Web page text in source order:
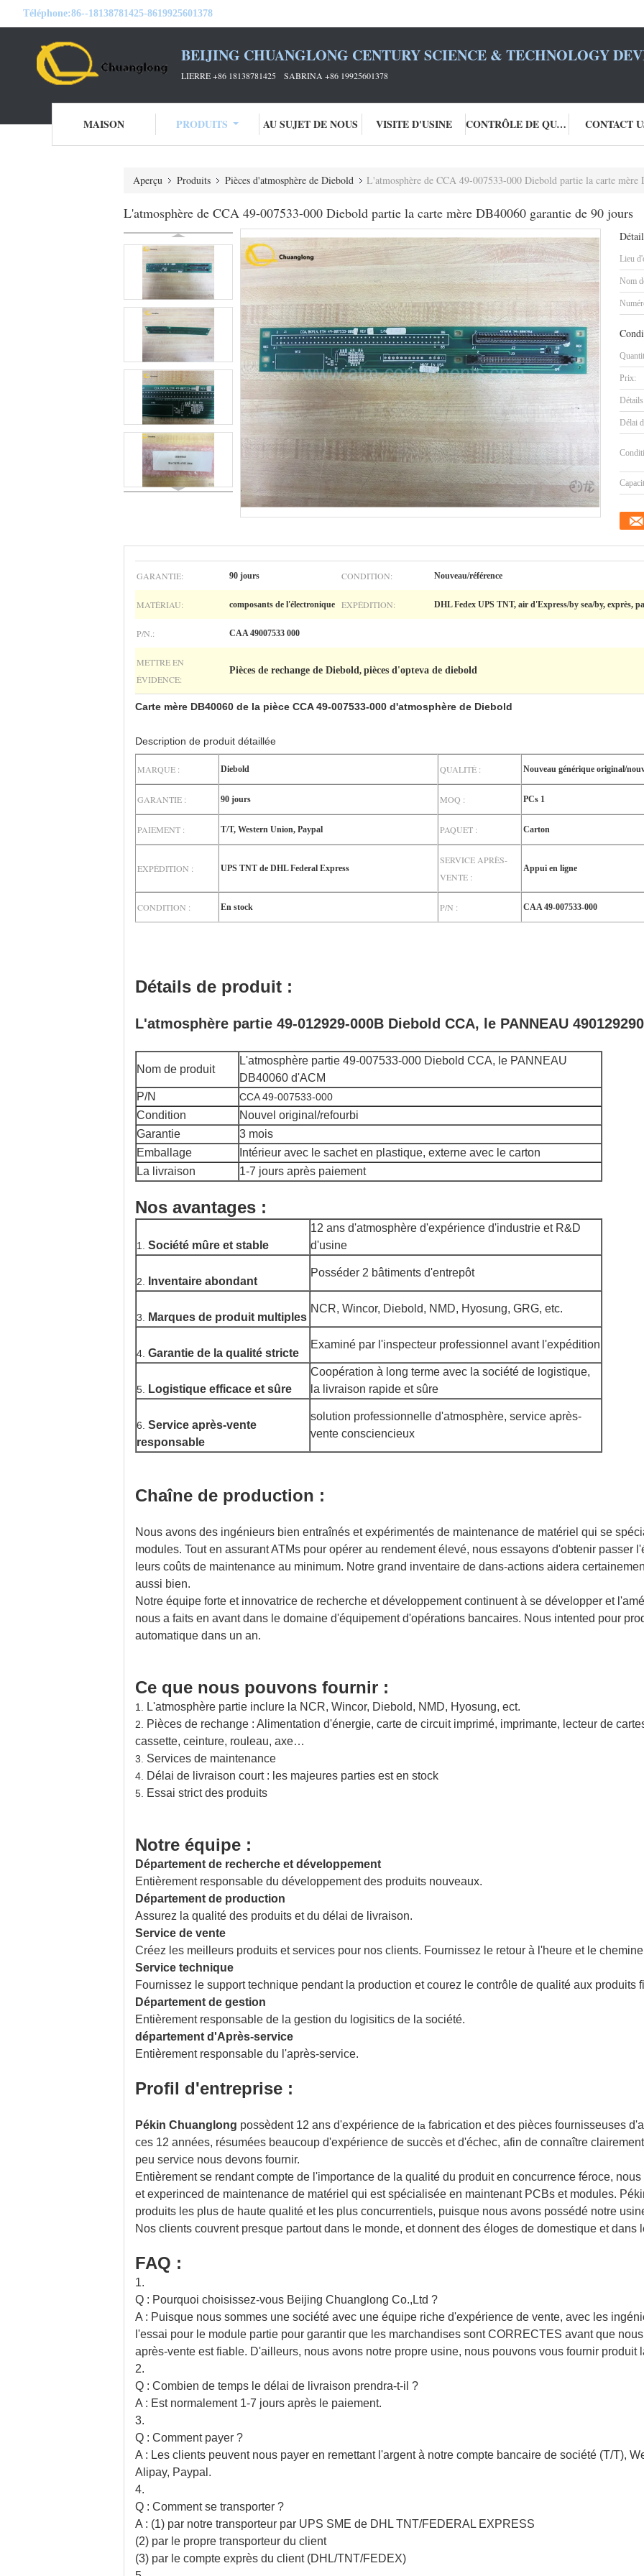
Téléphone:86--18138781425-8619925601378
BEIJING CHUANGLONG CENTURY SCIENCE & TECHNOLOGY
LIERRE +86 18138781425 SABRINA +86 19925601378
MAISON PRODUITS AU SUJET DE NOUS VISITE D'USINE CONTRÔLE DE QUALITÉ CONTACT
Aperçu Produits Pièces d'atmosphère de Diebold L'atmosphère de CCA 49-007533-000 Diebold partie la carte mère
L'atmosphère de CCA 49-007533-000 Diebold partie la carte mère DB40060 garantie de 90 jours
Lieu
Nom
Prix:
Délai
GARANTIE: 90 jours CONDITION: Nouveau/référence
MATÉRIAU: composants de l'électronique EXPÉDITION: DHL Fedex UPS TNT, air d'Express/by sea/by, exprès,
P/N.: CAA 49007533 000
METTRE EN
ÉVIDENCE:
Pièces de rechange de Diebold, pièces d'opteva de diebold
Carte mère DB40060 de la pièce CCA 49-007533-000 d'atmosphère de Diebold
Description de produit détaillée
MARQUE : Diebold QUALITÉ : Nouveau générique original/
GARANTIE : 90 jours MOQ : PCs 1
PAIEMENT : T/T, Western Union, Paypal PAQUET : Carton
EXPÉDITION : UPS TNT de DHL Federal Express
SERVICE APRÈS-
VENTE :
Appui en ligne
CONDITION : En stock P/N : CAA 49-007533-000
Détails de produit :
L'atmosphère partie 49-012929-000B Diebold CCA, le PANNEAU
Nom de produit
L'atmosphère partie 49-007533-000 Diebold CCA, le PANNEAU
DB40060 d'ACM
P/N
CCA 49-007533-000
Condition
Nouvel original/refourbi
Garantie
3 mois
Emballage
Intérieur avec le sachet en plastique, externe avec le carton
La livraison
1-7 jours après paiement
Nos avantages :
1. Société mûre et stable
12 ans d'atmosphère d'expérience d'industrie et R&D
d'usine
2. Inventaire abondant
Posséder 2 bâtiments d'entrepôt
3. Marques de produit multiples
NCR, Wincor, Diebold, NMD, Hyosung, GRG, etc.
4. Garantie de la qualité stricte
Examiné par l'inspecteur professionnel avant l'expédition
5. Logistique efficace et sûre
Coopération à long terme avec la société de logistique,
la livraison rapide et sûre
6. Service après-vente
responsable
solution professionnelle d'atmosphère, service après-
vente consciencieux
Chaîne de production :
Nous avons des ingénieurs bien entraînés et expérimentés de maintenance de matériel qui se
modules. Tout en assurant ATMs pour opérer au rendement élevé, nous essayons d'obtenir passer
leurs coûts de maintenance au minimum. Notre grand inventaire de dans-actions aidera
aussi bien.
Notre équipe forte et innovatrice de recherche et développement continuent à se développer et
nous a faits en avant dans le domaine d'équipement d'opérations bancaires. Nous intented pour
automatique dans un an.
Ce que nous pouvons fournir :
1. L'atmosphère partie inclure la NCR, Wincor, Diebold, NMD, Hyosung, ect.
2.
Pièces de rechange : Alimentation d'énergie, carte de circuit imprimé, imprimante, lecteur de
cassette, ceinture, rouleau, axe…
3. Services de maintenance
4. Délai de livraison court : les majeures parties est en stock
5. Essai strict des produits
Notre équipe :
Département de recherche et développement
Entièrement responsable du développement des produits nouveaux.
Département de production
Assurez la qualité des produits et du délai de livraison.
Service de vente
Créez les meilleurs produits et services pour nos clients. Fournissez le retour à l'heure et le
Service technique
Fournissez le support technique pendant la production et courez le contrôle de qualité aux produits
Département de gestion
Entièrement responsable de la gestion du logisitics de la société.
département d'Après-service
Entièrement responsable du l'après-service.
Profil d'entreprise :
Pékin Chuanglong possèdent 12 ans d'expérience de la fabrication et des pièces fournisseuses
ces 12 années, résumées beaucoup d'expérience de succès et d'échec, afin de connaître
peu service nous devons fournir.
Entièrement se rendant compte de l'importance de la qualité du produit en concurrence féroce,
et experinced de maintenance de matériel qui est spécialisée en maintenant PCBs et modules.
produits les plus de haute qualité et les plus concurrentiels, puisque nous avons possédé notre
Nos clients couvrent presque partout dans le monde, et donnent des éloges de domestique et dans
FAQ :
1.
Q : Pourquoi choisissez-vous Beijing Chuanglong Co.,Ltd ?
A : Puisque nous sommes une société avec une équipe riche d'expérience de vente, avec les
l'essai pour le module partie pour garantir que les marchandises sont CORRECTES avant que
après-vente est fiable. D'ailleurs, nous avons notre propre usine, nous pouvons vous fournir produit
2.
Q : Combien de temps le délai de livraison prendra-t-il ?
A : Est normalement 1-7 jours après le paiement.
3.
Q : Comment payer ?
A : Les clients peuvent nous payer en remettant l'argent à notre compte bancaire de société (T/T),
Alipay, Paypal.
4.
Q : Comment se transporter ?
A : (1) par notre transporteur par UPS SME de DHL TNT/FEDERAL EXPRESS
(2) par le propre transporteur du client
(3) par le compte exprès du client (DHL/TNT/FEDEX)